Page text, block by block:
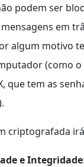
podem ser
em
algum motivo
(como
que tem as
criptografada
e Integridade: